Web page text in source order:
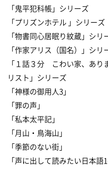
「鬼平犯科帳」シリーズ
「プリズンホテル 」シリーズ
「物書同心居眠り紋蔵」シリ
「作家アリス（国名）」シリ
「１話３分 こわい家、あり
リスト」シリーズ
「神様の御用人3」
「罪の声」
「私本太平記」
「月山・鳥海山」
「季節のない街」
「声に出して読みたい日本語1